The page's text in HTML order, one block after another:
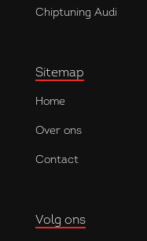
Chiptuning Audi
Sitemap
Home
Over ons
Contact
Volg ons